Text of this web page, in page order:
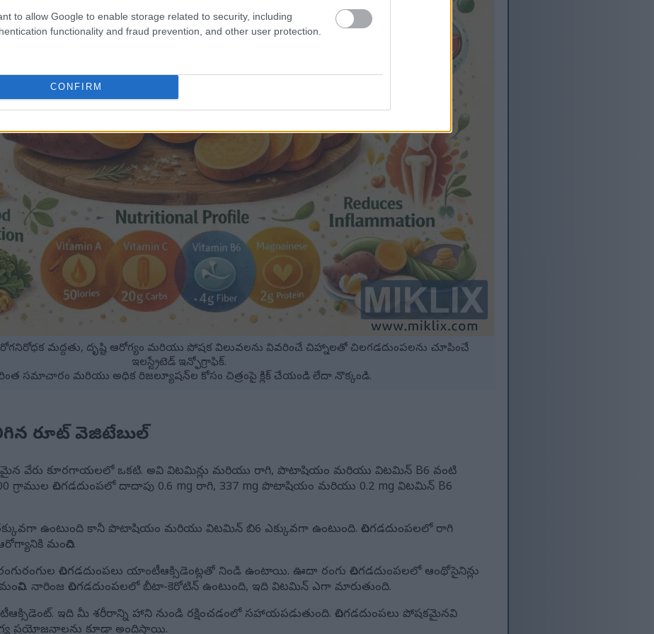
to allow Google to enable storage related to security, including
functionality and fraud prevention, and other user protection.
CONFIRM
మద్దతు, దృష్టి ఆరోగ్యం మరియు పోషక విలువలను వివరించే చిహ్నాలతో చిలగడదుంపలను చూపించే
ఇలస్ట్రేటెడ్ ఇన్ఫోగ్రాఫిక్.
సమాచారం మరియు అధిక రిజల్యూషన్‌ల కోసం చిత్రంపై క్లిక్ చేయండి లేదా నొక్కండి.
రూట్ వెజిటేబుల్
వేరు కూరగాయలలో ఒకటి. అవి విటమిన్లు మరియు రాగి, పొటాషియం మరియు విటమిన్ B6 వంటి
చిలగడదుంపలో దాదాపు 0.6 mg రాగి, 337 mg పొటాషియం మరియు 0.2 mg విటమిన్ B6
ఉంటుంది కానీ పొటాషియం మరియు విటమిన్ బి6 ఎక్కువగా ఉంటుంది. చిలగడదుంపలలో రాగి
మంచిది.
చిలగడదుంపలు యాంటీఆక్సిడెంట్లతో నిండి ఉంటాయి. ఊదా రంగు చిలగడదుంపలలో ఆంథోసైనిన్లు
నారింజ చిలగడదుంపలలో బీటా-కెరోటిన్ ఉంటుంది, ఇది విటమిన్ ఎగా మారుతుంది.
ఇది మీ శరీరాన్ని హాని నుండి రక్షించడంలో సహాయపడుతుంది. చిలగడదుంపలు పోషకమైనవి
ప్రయోజనాలను కూడా అందిస్తాయి.